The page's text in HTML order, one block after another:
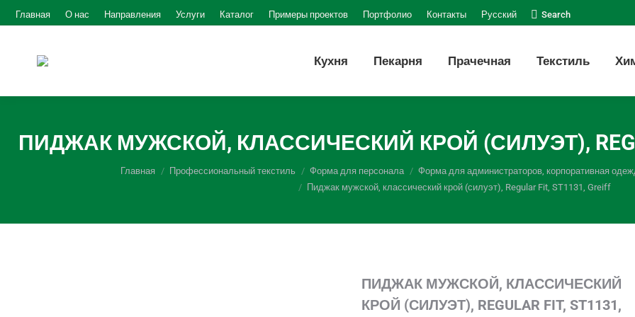
Главная О нас Направления Услуги Каталог Примеры проектов Портфолио Контакты Русский Поиск:
Search
Кухня Пекарня Прачечная Текстиль
ПИДЖАК МУЖСКОЙ, КЛАССИЧЕСКИЙ КРОЙ (СИЛУЭТ),
Главная Профессиональный текстиль Форма для персонала Форма для администраторов, корпоративная
Пиджак мужской, классический крой (силуэт), Regular Fit, ST1131, Greiff
ПИДЖАК МУЖСКОЙ, КЛАССИЧЕСКИЙ
КРОЙ (СИЛУЭТ), REGULAR FIT, ST1131,